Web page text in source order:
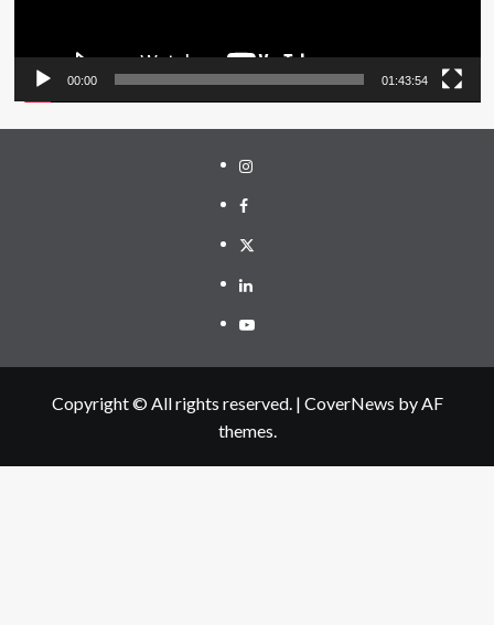
00:00 01:43:54
Instagram
Facebook
Twitter
Linkedin
Youtube
Copyright © All rights reserved. | CoverNews by AF
themes.